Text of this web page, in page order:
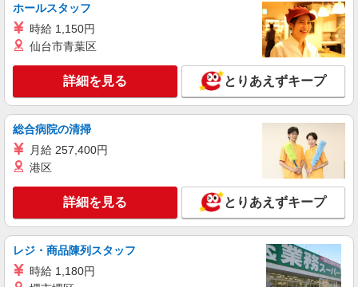
人気機種に詳しくなれる携帯販売【docomo】
時給1300円〜 ※残業代支給 ★交通費別途支給
+゜ 入社祝い金10万円支給(規定有) お友達を紹介
頂くと, インセンティブ支給(規定有) ★月2回払
い・週払い可能（規程有）★ ゜・。○。・゜
+゜・。○。・゜+゜
福岡県糟屋郡粕屋町の商業施設
キープ 詳細を見る
正社員
ワイモバイルイオンモール福岡店
ワイモバイルショップの携帯販売スタッフ
月給 180,000円 〜 250,000円 試用期間あり 3
ヶ月 ※経験・能力による 【試用期間】月給
180000 円 〜 250000 円
■ワイモバイルイオンモール福岡店 福岡県糟屋
郡粕屋町大字酒殿字老ノ木192‐1
キープ 詳細を見る
ホールスタッフ
時給 1,150円
仙台市青葉区
詳細を見る とりあえずキープ
総合病院の清掃
月給 257,400円
港区
詳細を見る とりあえずキープ
レジ・商品陳列スタッフ
時給 1,180円